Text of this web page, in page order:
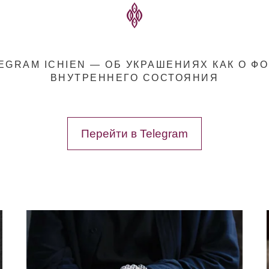
ICHIEN — ОБ УКРАШЕНИЯХ КАК О
ВНУТРЕННЕГО СОСТОЯНИЯ
Перейти в Telegram